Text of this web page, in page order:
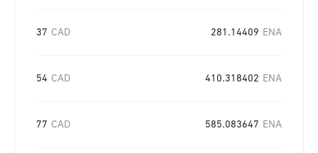
37 CAD 281.14409 ENA
54 CAD 410.318402 ENA
77 CAD 585.083647 ENA